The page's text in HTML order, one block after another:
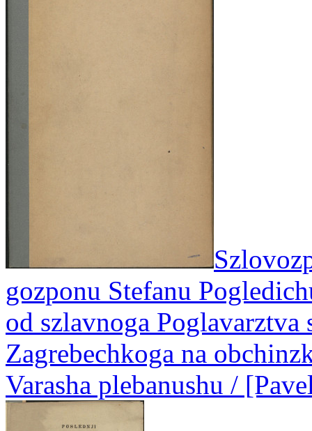
gozponu Stefanu
od szlavnoga Poglavarztva
Zagrebechkoga na
Varasha plebanushu /